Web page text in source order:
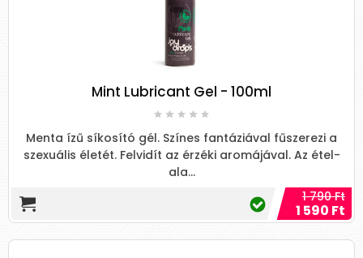
Mint Lubricant Gel - 100ml
Menta ízű síkosító gél. Színes fantáziával fűszerezi a
szexuális életét. Felvidít az érzéki aromájával. Az étel-
ala...
1 790 Ft
1 590 Ft